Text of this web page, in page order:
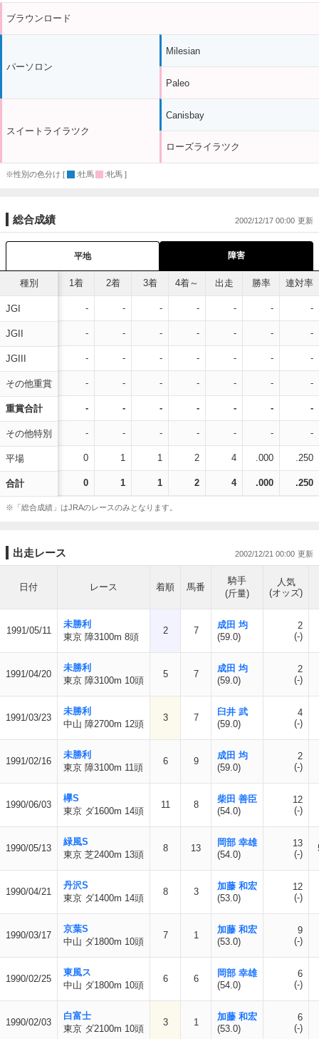
ブラウンロード
パーソロン
スイートライラツク
Milesian
Paleo
Canisbay
ローズライラツク
※性別の色分け [ :牡馬 :牝馬 ]
総合成績 2002/12/17 00:00
平地 障害
種別
JGI
JGII
JGIII
その他重賞
重賞合計
その他特別
平場
合計
1着 2着 3着 4着～ 出走 勝率 連対率
- - - - - - -
- - - - - - -
- - - - - - -
- - - - - - -
- - - - - - -
- - - - - - -
0 1 1 2 4 .000 .250
0 1 1 2 4 .000 .250
※「総合成績」はJRAのレースのみとなります。
出走レース 2002/12/21 00:00
日付 レース 着順 馬番
騎手
(斤量)
人気
(オッズ)
1991/05/11
未勝利
東京 障3100m 8頭
2 7
成田 均
(59.0)
2
(-)
1991/04/20
未勝利
東京 障3100m 10頭
5 7
成田 均
(59.0)
2
(-)
1991/03/23
未勝利
中山 障2700m 12頭
3 7
臼井 武
(59.0)
4
(-)
1991/02/16
未勝利
東京 障3100m 11頭
6 9
成田 均
(59.0)
2
(-)
1990/06/03
欅S
東京 ダ1600m 14頭
11 8
柴田 善臣
(54.0)
12
(-)
1990/05/13
緑風S
東京 芝2400m 13頭
8 13
岡部 幸雄
(54.0)
13
(-)
1990/04/21
丹沢S
東京 ダ1400m 14頭
8 3
加藤 和宏
(53.0)
12
(-)
1990/03/17
京葉S
中山 ダ1800m 10頭
7 1
加藤 和宏
(53.0)
9
(-)
1990/02/25
東風ス
中山 ダ1800m 10頭
6 6
岡部 幸雄
(54.0)
6
(-)
1990/02/03
白富士
東京 ダ2100m 10頭
3 1
加藤 和宏
(53.0)
6
(-)